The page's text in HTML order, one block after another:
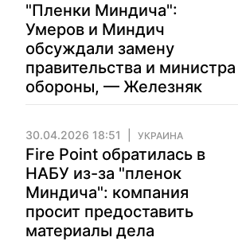
"Пленки Миндича":
Умеров и Миндич
обсуждали замену
правительства и министра
обороны, — Железняк
30.04.2026 18:51 УКРАИНА
Fire Point обратилась в
НАБУ из-за "пленок
Миндича": компания
просит предоставить
материалы дела